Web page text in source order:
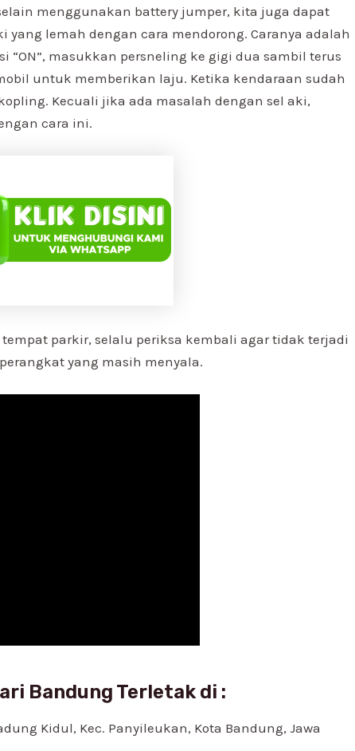
menggunakan battery jumper, kita juga dapat
lemah dengan cara mendorong. Caranya adalah
masukkan persneling ke gigi dua sambil terus
untuk memberikan laju. Ketika kendaraan sudah
Kecuali jika ada masalah dengan sel aki,
cara ini.
parkir, selalu periksa kembali agar tidak terjadi
yang masih menyala.
Bandung Terletak di :
Kidul, Kec. Panyileukan, Kota Bandung, Jawa